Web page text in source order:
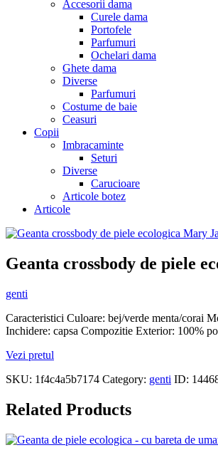
Accesorii dama
Curele dama
Portofele
Parfumuri
Ochelari dama
Ghete dama
Diverse
Parfumuri
Costume de baie
Ceasuri
Copii
Imbracaminte
Seturi
Diverse
Carucioare
Articole botez
Articole
Geanta crossbody de piele
genti
Caracteristici Culoare: bej/verde menta/corai
Inchidere: capsa Compozitie Exterior: 100%
Vezi pretul
SKU: 1f4c4a5b7174 Category: genti ID:
Related Products